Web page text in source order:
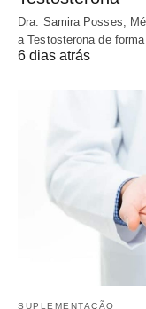
Dra. Samira Posses,
a Testosterona de
6 dias atrás
SUPLEMENTAÇÃO